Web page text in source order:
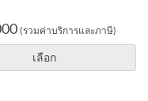
(รวมค่าบริการและภาษี)
เลือก